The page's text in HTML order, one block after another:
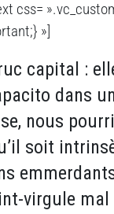
css=
»]
capital :
dans
nous
soit
virgule